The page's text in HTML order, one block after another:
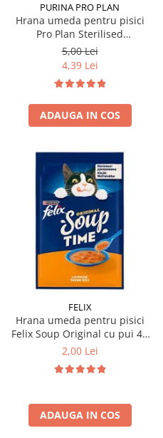
PURINA PRO PLAN
Hrana umeda pentru pisici
Pro Plan Sterilised
Nutrisavour cu vita 85 gr
5,00 Lei
4,39 Lei
ADAUGA IN COS
FELIX
Hrana umeda pentru pisici
Felix Soup Original cu pui 48
gr
2,00 Lei
ADAUGA IN COS